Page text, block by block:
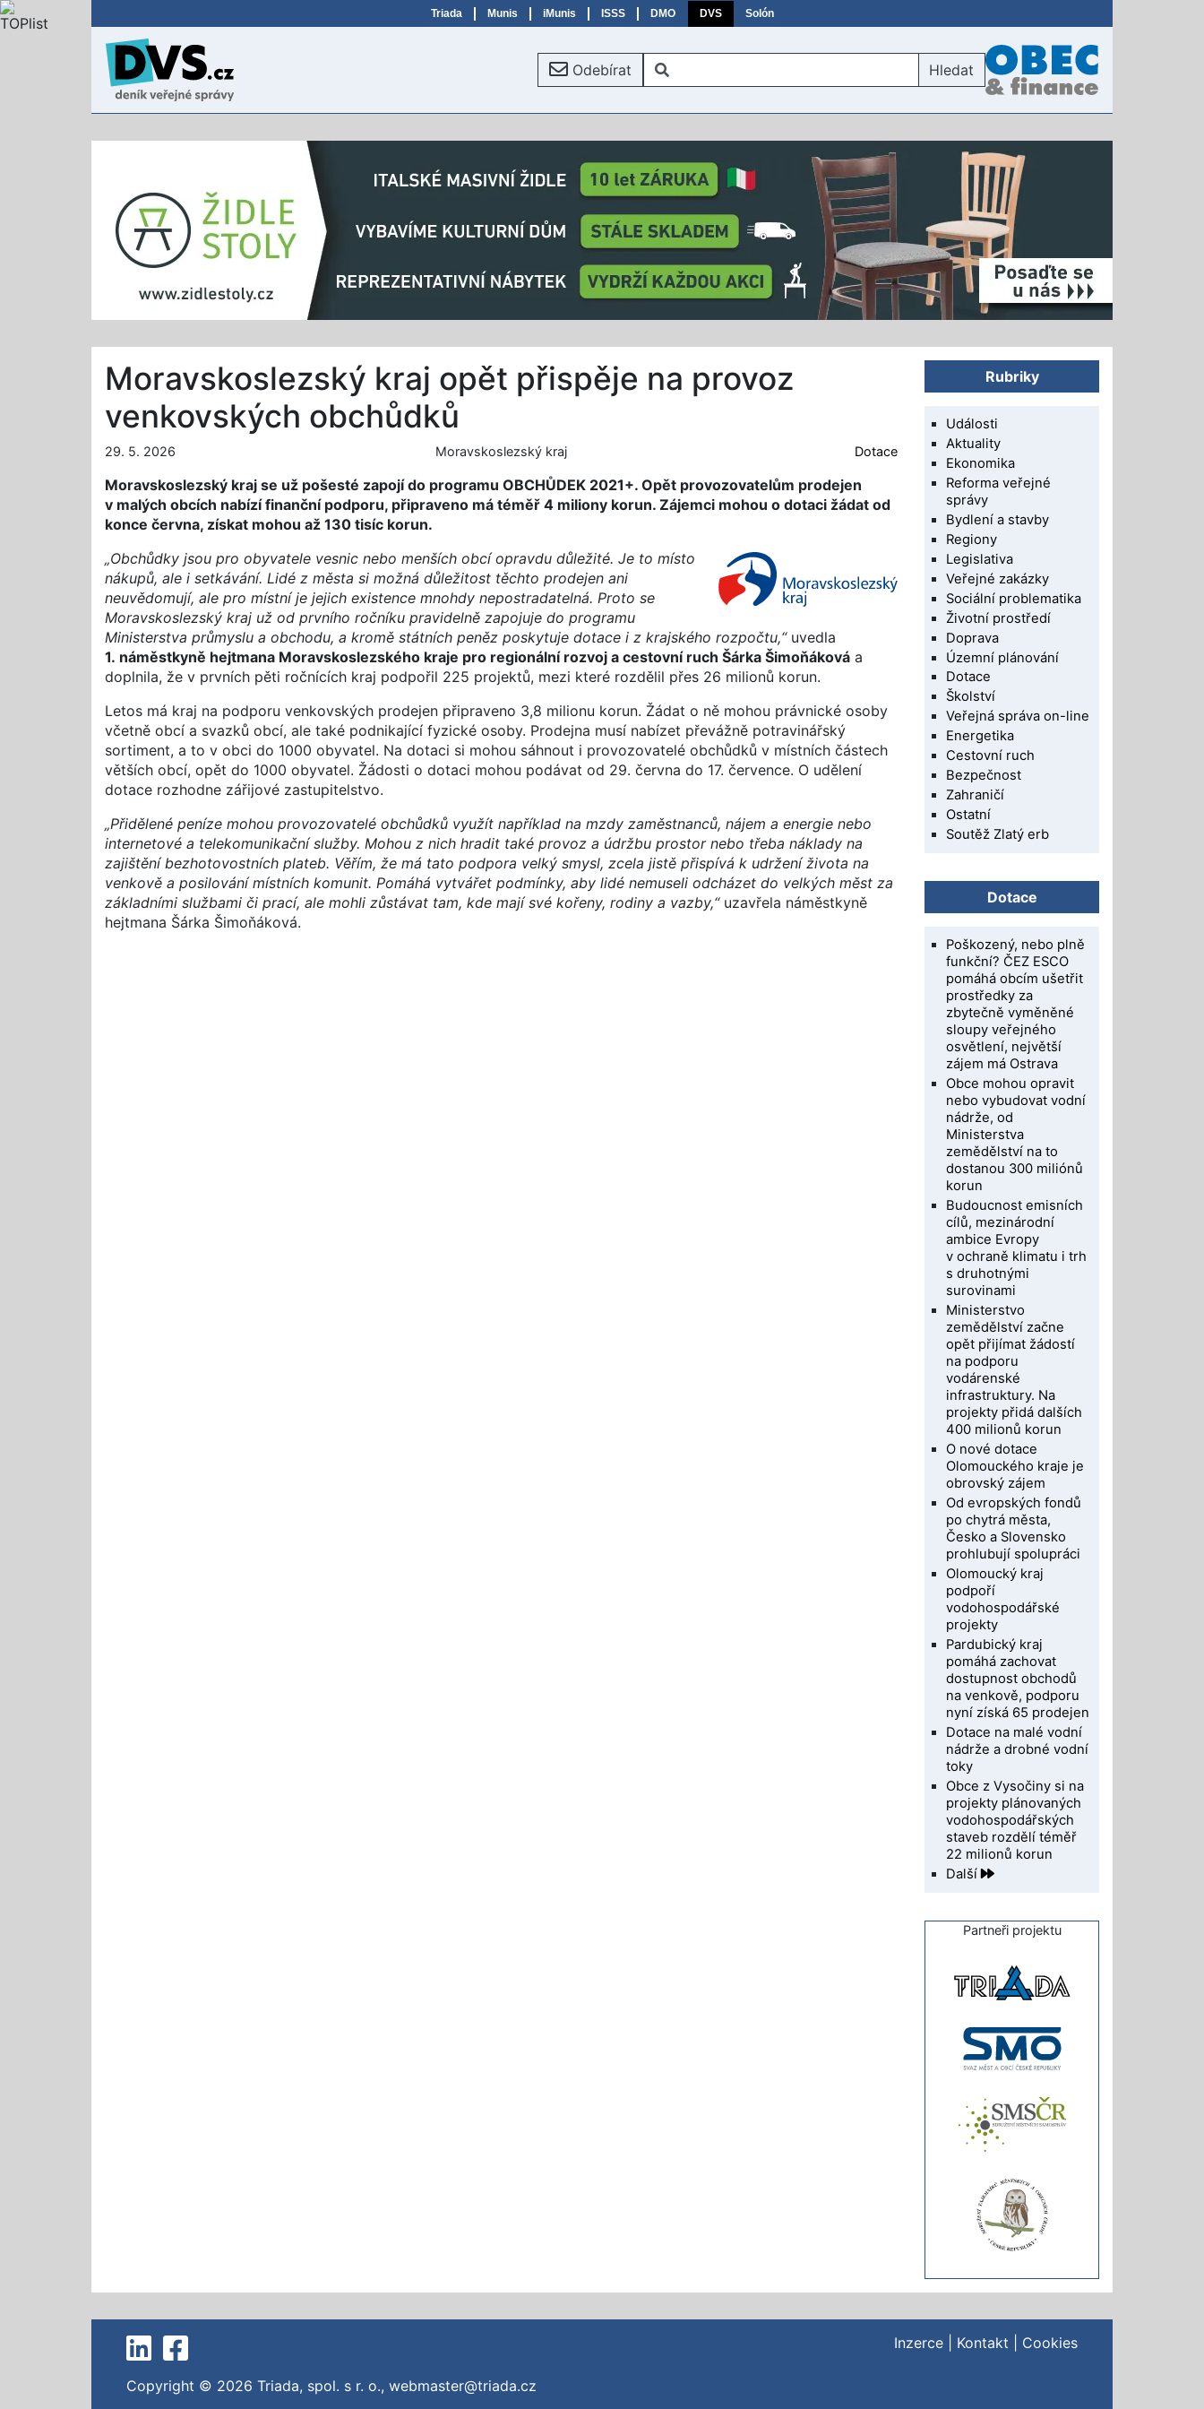
Triada Munis iMunis ISSS DMO DVS Solón
Odebírat Hledat
Moravskoslezský kraj opět přispěje na provoz
venkovských obchůdků
29. 5. 2026 Moravskoslezský kraj Dotace
Moravskoslezský kraj se už pošesté zapojí do programu OBCHŮDEK 2021+. Opět provozovatelům prodejen
v malých obcích nabízí finanční podporu, připraveno má téměř 4 miliony korun. Zájemci mohou o dotaci žádat od
konce června, získat mohou až 130 tisíc korun.
„Obchůdky jsou pro obyvatele vesnic nebo menších obcí opravdu důležité. Je to místo
nákupů, ale i setkávání. Lidé z města si možná důležitost těchto prodejen ani
neuvědomují, ale pro místní je jejich existence mnohdy nepostradatelná. Proto se
Moravskoslezský kraj už od prvního ročníku pravidelně zapojuje do programu
Ministerstva průmyslu a obchodu, a kromě státních peněz poskytuje dotace i z krajského rozpočtu,“uvedla
1. náměstkyně hejtmana Moravskoslezského kraje pro regionální rozvoj a cestovní ruch Šárka Šimoňáková a
doplnila, že v prvních pěti ročnících kraj podpořil 225 projektů, mezi které rozdělil přes 26 milionů korun.
Letos má kraj na podporu venkovských prodejen připraveno 3,8 milionu korun. Žádat o ně mohou právnické osoby
včetně obcí a svazků obcí, ale také podnikající fyzické osoby. Prodejna musí nabízet převážně potravinářský
sortiment, a to v obci do 1000 obyvatel. Na dotaci si mohou sáhnout i provozovatelé obchůdků v místních částech
větších obcí, opět do 1000 obyvatel. Žádosti o dotaci mohou podávat od 29. června do 17. července. O udělení
dotace rozhodne zářijové zastupitelstvo.
„Přidělené peníze mohou provozovatelé obchůdků využít například na mzdy zaměstnanců, nájem a energie nebo
internetové a telekomunikační služby. Mohou z nich hradit také provoz a údržbu prostor nebo třeba náklady na
zajištění bezhotovostních plateb. Věřím, že má tato podpora velký smysl, zcela jistě přispívá k udržení života na
venkově a posilování místních komunit. Pomáhá vytvářet podmínky, aby lidé nemuseli odcházet do velkých měst za
základními službami či prací, ale mohli zůstávat tam, kde mají své kořeny, rodiny a vazby,“uzavřela náměstkyně
hejtmana Šárka Šimoňáková.
Rubriky
Události
Aktuality
Ekonomika
Reforma veřejné
správy
Bydlení a stavby
Regiony
Legislativa
Veřejné zakázky
Sociální problematika
Životní prostředí
Doprava
Územní plánování
Dotace
Školství
Veřejná správa on-line
Energetika
Cestovní ruch
Bezpečnost
Zahraničí
Ostatní
Soutěž Zlatý erb
Dotace
Poškozený, nebo plně
funkční? ČEZ ESCO
pomáhá obcím ušetřit
prostředky za
zbytečně vyměněné
sloupy veřejného
osvětlení, největší
zájem má Ostrava
Obce mohou opravit
nebo vybudovat vodní
nádrže, od
Ministerstva
zemědělství na to
dostanou 300 miliónů
korun
Budoucnost emisních
cílů, mezinárodní
ambice Evropy
v ochraně klimatu i trh
s druhotnými
surovinami
Ministerstvo
zemědělství začne
opět přijímat žádostí
na podporu
vodárenské
infrastruktury. Na
projekty přidá dalších
400 milionů korun
O nové dotace
Olomouckého kraje je
obrovský zájem
Od evropských fondů
po chytrá města,
Česko a Slovensko
prohlubují spolupráci
Olomoucký kraj
podpoří
vodohospodářské
projekty
Pardubický kraj
pomáhá zachovat
dostupnost obchodů
na venkově, podporu
nyní získá 65 prodejen
Dotace na malé vodní
nádrže a drobné vodní
toky
Obce z Vysočiny si na
projekty plánovaných
vodohospodářských
staveb rozdělí téměř
22 milionů korun
Další
Partneři projektu
Inzerce Kontakt Cookies
Copyright © 2026 Triada, spol. s r. o., webmaster@triada.cz